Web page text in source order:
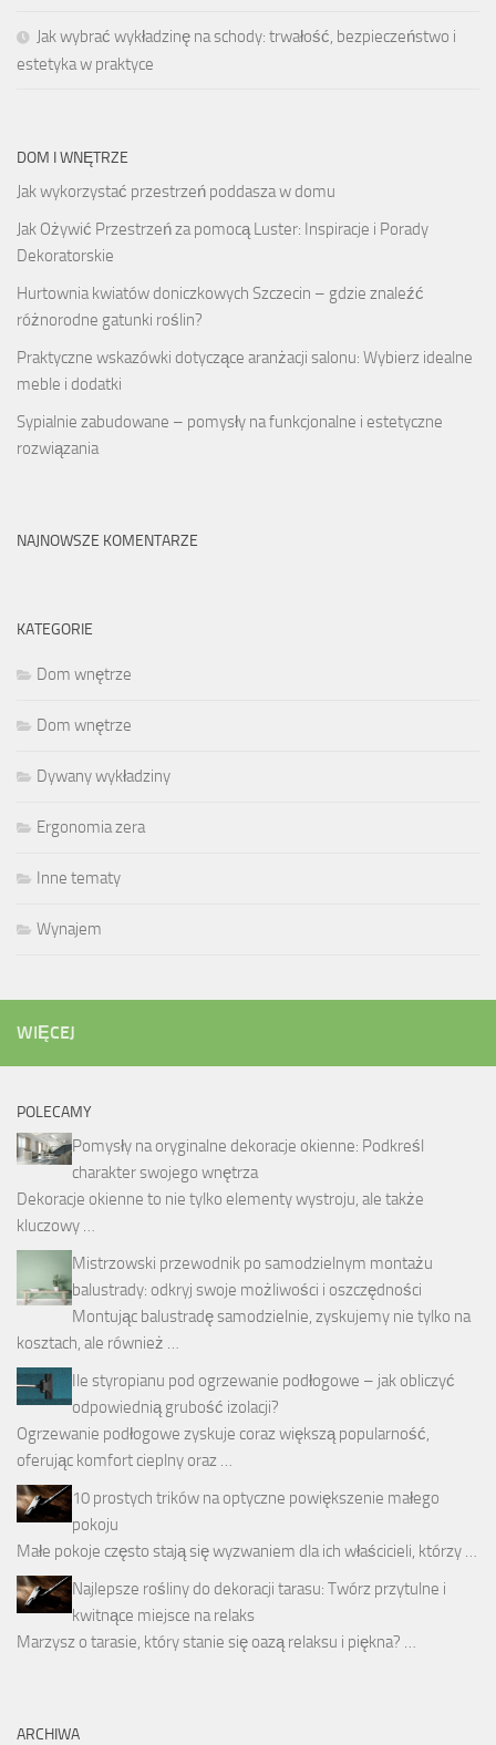
Jak wybrać wykładzinę na schody: trwałość, bezpieczeństwo i
estetyka w praktyce
DOM I WNĘTRZE
Jak wykorzystać przestrzeń poddasza w domu
Jak Ożywić Przestrzeń za pomocą Luster: Inspiracje i Porady
Dekoratorskie
Hurtownia kwiatów doniczkowych Szczecin – gdzie znaleźć
różnorodne gatunki roślin?
Praktyczne wskazówki dotyczące aranżacji salonu: Wybierz idealne
meble i dodatki
Sypialnie zabudowane – pomysły na funkcjonalne i estetyczne
rozwiązania
NAJNOWSZE KOMENTARZE
KATEGORIE
Dom wnętrze
Dom wnętrze
Dywany wykładziny
Ergonomia zera
Inne tematy
Wynajem
WIĘCEJ
POLECAMY
Pomysły na oryginalne dekoracje okienne: Podkreśl
charakter swojego wnętrza
Dekoracje okienne to nie tylko elementy wystroju, ale także
kluczowy …
Mistrzowski przewodnik po samodzielnym montażu
balustrady: odkryj swoje możliwości i oszczędności
Montując balustradę samodzielnie, zyskujemy nie tylko na
kosztach, ale również …
Ile styropianu pod ogrzewanie podłogowe – jak obliczyć
odpowiednią grubość izolacji?
Ogrzewanie podłogowe zyskuje coraz większą popularność,
oferując komfort cieplny oraz …
10 prostych trików na optyczne powiększenie małego
pokoju
Małe pokoje często stają się wyzwaniem dla ich właścicieli, którzy …
Najlepsze rośliny do dekoracji tarasu: Twórz przytulne i
kwitnące miejsce na relaks
Marzysz o tarasie, który stanie się oazą relaksu i piękna? …
ARCHIWA